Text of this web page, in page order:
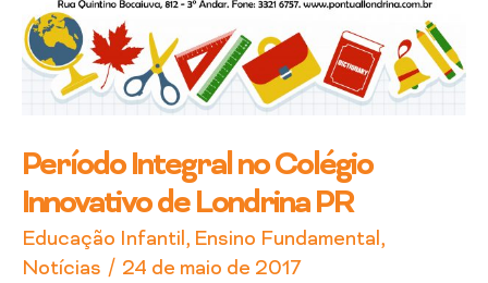
Período Integral no Colégio
Innovativo de Londrina PR
Educação Infantil, Ensino Fundamental,
Notícias / 24 de maio de 2017